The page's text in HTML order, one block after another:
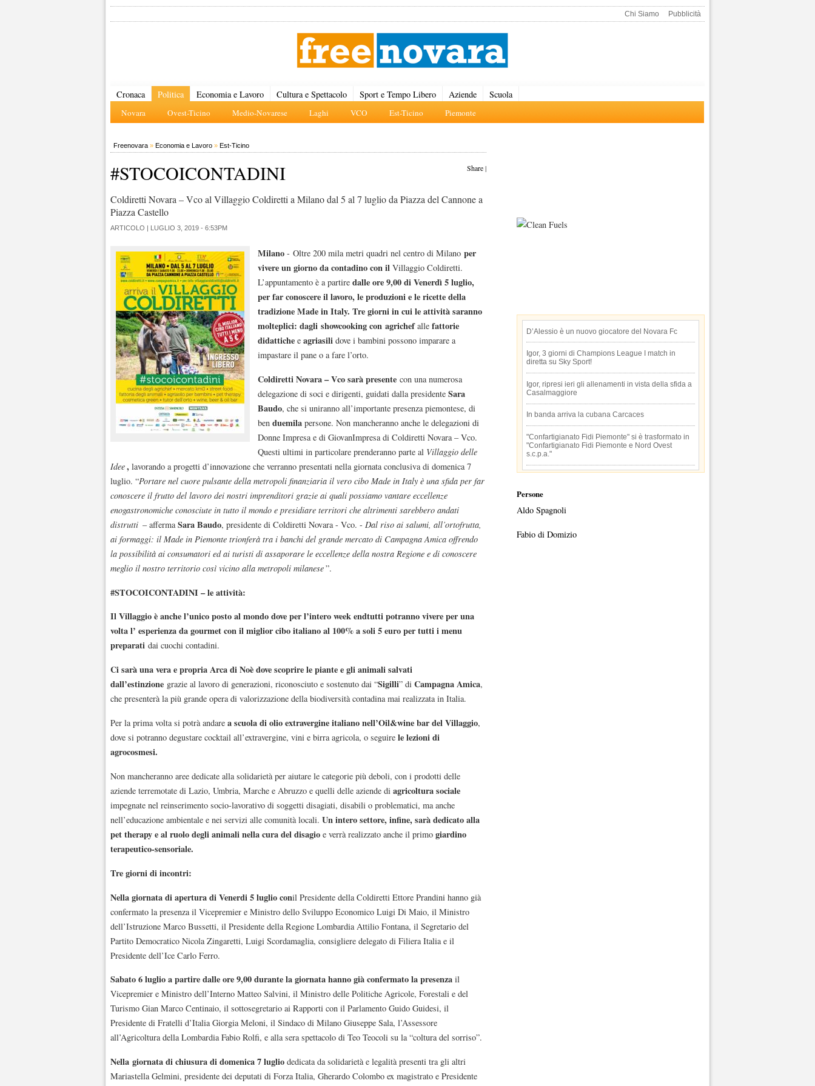
Chi Siamo Pubblicità
Cronaca Politica
Novara Ovest-Ticino Medio-Novarese Laghi VCO Est-Ticino Piemonte
Economia e Lavoro Cultura e Spettacolo Sport e Tempo Libero Aziende Scuola
Freenovara » Economia e Lavoro » Est-Ticino
Share|
#STOCOICONTADINI
Coldiretti Novara – Vco al Villaggio Coldiretti a Milano dal 5 al 7 luglio da Piazza del Cannone a
Piazza Castello
ARTICOLO | LUGLIO 3, 2019 - 6:53PM
Milano - Oltre 200 mila metri quadri nel centro di Milano per
vivere un giorno da contadino con il Villaggio Coldiretti.
L’appuntamento è a partire dalle ore 9,00 di Venerdì 5 luglio,
per far conoscere il lavoro, le produzioni e le ricette della
tradizione Made in Italy. Tre giorni in cui le attività saranno
molteplici: dagli showcookingcon agrichefalle fattorie
didattiche e agriasili dove i bambini possono imparare a
impastare il pane o a fare l’orto.
Coldiretti Novara – Vco sarà presente con una numerosa
delegazione di soci e dirigenti, guidati dalla presidente Sara
Baudo, che si uniranno all’importante presenza piemontese, di
ben duemila persone. Non mancheranno anche le delegazioni di
Donne Impresa e di GiovanImpresa di Coldiretti Novara – Vco.
Questi ultimi in particolare prenderanno parte al Villaggio delle
Idee, lavorando a progetti d’innovazione che verranno presentati nella giornata conclusiva di domenica 7
luglio. “Portare nel cuore pulsante della metropoli finanziaria il vero cibo Made in Italy è una sfida per far
conoscere il frutto del lavoro dei nostri imprenditori grazie ai quali possiamo vantare eccellenze
enogastronomiche conosciute in tutto il mondo e presidiare territori che altrimenti sarebbero andati
distrutti – affermaSara Baudo, presidente di Coldiretti Novara - Vco. - Dal riso ai salumi, all’ortofrutta,
ai formaggi: il Made in Piemonte trionferà tra i banchi del grande mercato di Campagna Amica offrendo
la possibilità ai consumatori ed ai turisti di assaporare le eccellenze della nostra Regione e di conoscere
meglio il nostro territorio così vicino alla metropoli milanese”.
#STOCOICONTADINI – le attività:
Il Villaggio è anche l’unico posto al mondo dove per l’intero week endtutti potranno vivere per una
volta l’ esperienza da gourmet con il miglior cibo italiano al 100% a soli 5 euro per tutti i menu
preparati dai cuochi contadini.
Ci sarà una vera e propria Arca di Noè dove scoprire le piante e gli animali salvati
dall’estinzione grazie al lavoro di generazioni, riconosciuto e sostenuto dai “Sigilli” di Campagna Amica,
che presenterà la più grande opera di valorizzazione della biodiversità contadina mai realizzata in Italia.
Per la prima volta si potrà andare a scuola di olio extravergine italiano nell’Oil&wine bar del Villaggio,
dove si potranno degustare cocktail all’extravergine, vini e birra agricola, o seguire le lezioni di
agrocosmesi.
Non mancheranno aree dedicate alla solidarietà per aiutare le categorie più deboli, con i prodotti delle
aziende terremotate di Lazio, Umbria, Marche e Abruzzo e quelli delle aziende di agricoltura sociale
impegnate nel reinserimento socio-lavorativo di soggetti disagiati, disabili o problematici, ma anche
nell’educazione ambientale e nei servizi alle comunità locali. Un intero settore, infine, sarà dedicato alla
pet therapye al ruolo degli animali nella cura del disagio e verrà realizzato anche il primo giardino
terapeutico-sensoriale.
Tre giorni di incontri:
Nella giornata di apertura di Venerdi 5 luglioconil Presidente della Coldiretti Ettore Prandini hanno già
confermato la presenza il Vicepremier e Ministro dello Sviluppo Economico Luigi Di Maio, il Ministro
dell’Istruzione Marco Bussetti, il Presidente della Regione Lombardia Attilio Fontana, il Segretario del
Partito Democratico Nicola Zingaretti, Luigi Scordamaglia, consigliere delegato di Filiera Italia e il
Presidente dell’Ice Carlo Ferro.
Sabato 6 luglio a partire dalle ore 9,00 durante la giornata hanno già confermato la presenza il
Vicepremier e Ministro dell’Interno Matteo Salvini, il Ministro delle Politiche Agricole, Forestali e del
Turismo Gian Marco Centinaio, il sottosegretario ai Rapporti con il Parlamento Guido Guidesi, il
Presidente di Fratelli d’Italia Giorgia Meloni, il Sindaco di Milano Giuseppe Sala, l’Assessore
all’Agricoltura della Lombardia Fabio Rolfi, e alla sera spettacolo di Teo Teocoli su la “coltura del sorriso”.
Nella giornata di chiusura di domenica 7 luglio dedicata da solidarietà e legalità presenti tra gli altri
Mariastella Gelmini, presidente dei deputati di Forza Italia, Gherardo Colombo ex magistrato e Presidente
D’Alessio è un nuovo giocatore del Novara Fc
Igor, 3 giorni di Champions League I match in
diretta su Sky Sport!
Igor, ripresi ieri gli allenamenti in vista della sfida a
Casalmaggiore
In banda arriva la cubana Carcaces
"Confartigianato Fidi Piemonte" si è trasformato in
"Confartigianato Fidi Piemonte e Nord Ovest
s.c.p.a."
Persone
Aldo Spagnoli
Fabio di Domizio